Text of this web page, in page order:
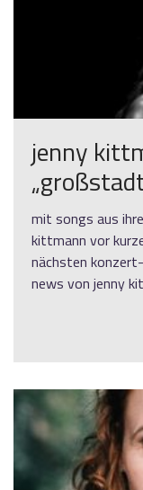
jenny
mit songs aus
kittmann vor
nächsten
news von jenny